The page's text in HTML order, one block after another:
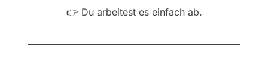
👉 Du arbeitest es einfach ab.